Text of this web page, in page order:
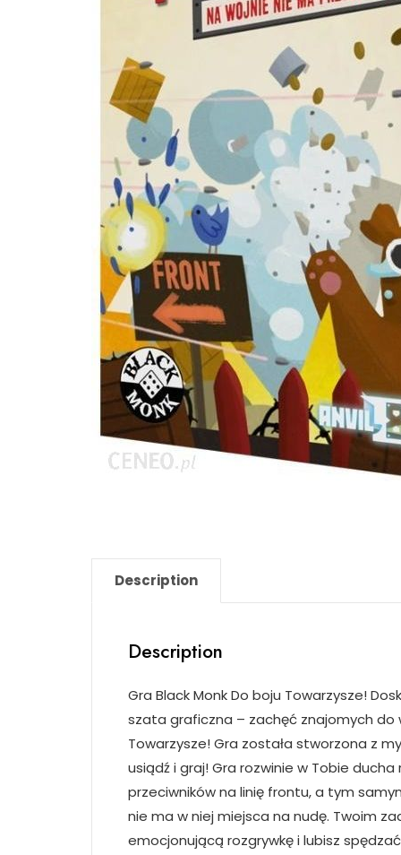
Description
Description
Gra Black Monk Do boju Towarzysze!
szata graficzna – zachęć znajomych do
Towarzysze! Gra została stworzona z
usiądź i graj! Gra rozwinie w Tobie
przeciwników na linię frontu, a tym
nie ma w niej miejsca na nudę. Twoim
emocjonującą rozgrywkę i lubisz